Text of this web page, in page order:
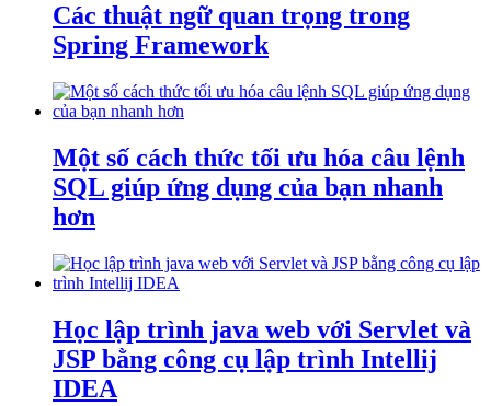
Các thuật ngữ quan trọng trong
Spring Framework
Một số cách thức tối ưu hóa câu lệnh
SQL giúp ứng dụng của bạn nhanh
hơn
Học lập trình java web với Servlet và
JSP bằng công cụ lập trình Intellij
IDEA